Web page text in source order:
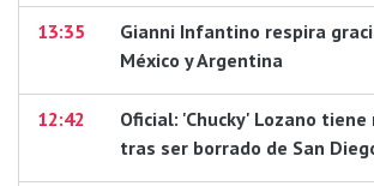
13:35
Gianni Infantino respira
México y Argentina
12:42
Oficial: 'Chucky' Lozano
tras ser borrado de San